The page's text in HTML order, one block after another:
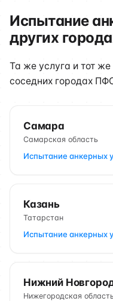
Испытание
других
Та же услуга и тот
соседних городах
Самара
Самарская область
Испытание анкерных
Казань
Татарстан
Испытание анкерных
Нижний
Нижегородская